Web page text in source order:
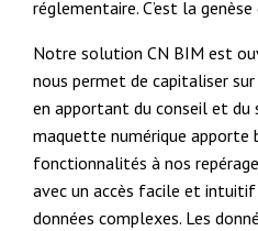
réglementaire. C’est la genèse
Notre solution CN BIM est
nous permet de capitaliser
en apportant du conseil et du
maquette numérique apporte
fonctionnalités à nos
avec un accès facile et
données complexes. Les